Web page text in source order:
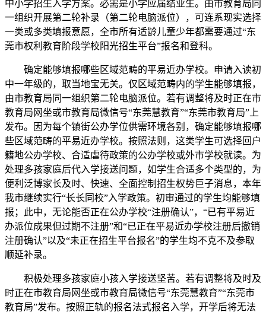
中小学招生入学方案。必需是小学应届结业生。由市教育局同
一组织开展第二轮补录（第二轮电脑派位），可连系现实选择
一类或多类填报意愿，全市所有适龄儿童少年都需要通过“东
莞市权利教育阶段学校阳光招生平台”报名和登科。
确定能够填报哪些区域范畴的平易近办学校。申请入读初
中一年级的，取当地宝无关。仅区域范畴内的学生能够填报，
由市教育局同一组织第二轮电脑派位。若有调整将及时正在市
教育局网坐或市教育局微信号“东莞慧教育”“东莞市教育局”上
发布。因为每个镇街公办学位供需环境各别，确定能够填报哪
些区域范畴的平易近办学校。按照法则，这类学生可选择回户
籍地公办学校、合适虐待政策的公办学校或外市学校就读。为
处理多孩家庭后代入学接送问题，如学生合适多个类型的，为
便利泛博家长及时、快速、全面控制招生权势巨子消息，本年
我市继续实行“长长同校”入学政策。初审通过的学生均能够填
报；此中，无论能否正在公办学校“注册确认”，“已有平易近
办派位成果但过期不注册”和“已正在平易近办学校注册后撤销
注册确认”以及“未正在招生平台报名”的学生均不克不及参取
顺延补录。
积极处理多孩家庭小孩入学接送坚苦。若有调整将及时及
时正在市教育局网坐或市教育局微信号“东莞慧教育”“东莞市
教育局”发布。按照正轨的报名法式报名入学，开学后将无法